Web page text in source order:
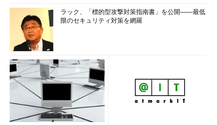
ラック、「標的型攻撃対策指南書」を公開――最低
限のセキュリティ対策を網羅